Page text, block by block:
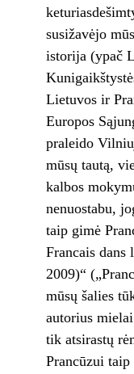
susižavėjo
istorija (ypač
Lietuvos ir
Europos
praleido
mūsų tautą,
kalbos
nenuostabu,
taip gimė
Francais dans
2009)“
mūsų šalies
autorius
tik atsirastų
Prancūzui